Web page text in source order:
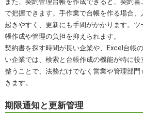
で把握できます。手作業で台帳を作る場合
起きやすく、更新にも手間がかかります。
帳作成や管理の負担を抑えられます。
契約書を探す時間が長い企業や、Excel台帳
い企業では、検索と台帳作成の機能が特に
整うことで、法務だけでなく営業や管理部
きます。
期限通知と更新管理